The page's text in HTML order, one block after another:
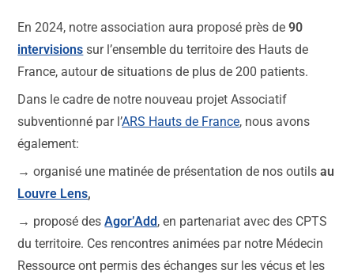
En 2024, notre association aura proposé près de90
intervisions sur l’ensemble du territoire des Hauts de
France, autour de situations de plus de 200 patients.
Dans le cadre de notre nouveau projet Associatif
subventionné par l’ARS Hauts de France, nous avons
également:
→ organisé une matinée de présentation de nos outilsau
Louvre Lens,
→ proposé desAgor’Add, en partenariat avec des CPTS
du territoire. Ces rencontres animées par notre Médecin
Ressource ont permis des échanges sur les vécus et les